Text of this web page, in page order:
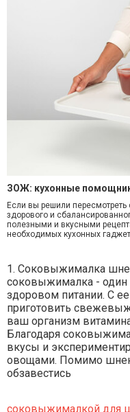
ЗОЖ: кухонные
Если вы решили
здорового и
полезными и вкусными
необходимых кухонных
1. Соковыжималка
соковыжималка -
здоровом питании. С
приготовить
ваш организм
Благодаря
вкусы и
овощами. Помимо
обзавестись
соковыжималкой для